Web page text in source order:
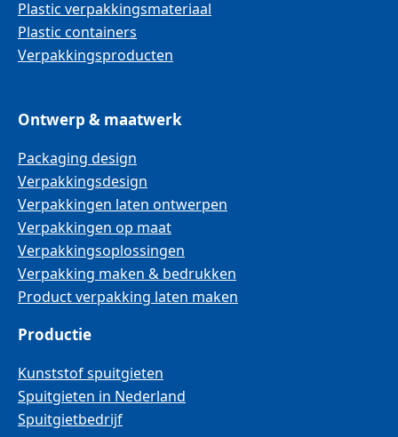
Plastic verpakkingsmateriaal
Plastic containers
Verpakkingsproducten
Ontwerp & maatwerk
Packaging design
Verpakkingsdesign
Verpakkingen laten ontwerpen
Verpakkingen op maat
Verpakkingsoplossingen
Verpakking maken & bedrukken
Product verpakking laten maken
Productie
Kunststof spuitgieten
Spuitgieten in Nederland
Spuitgietbedrijf